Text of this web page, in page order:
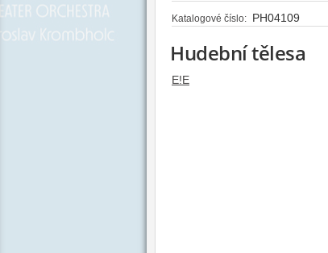
Katalogové číslo: PH04109
Hudební tělesa
E!E